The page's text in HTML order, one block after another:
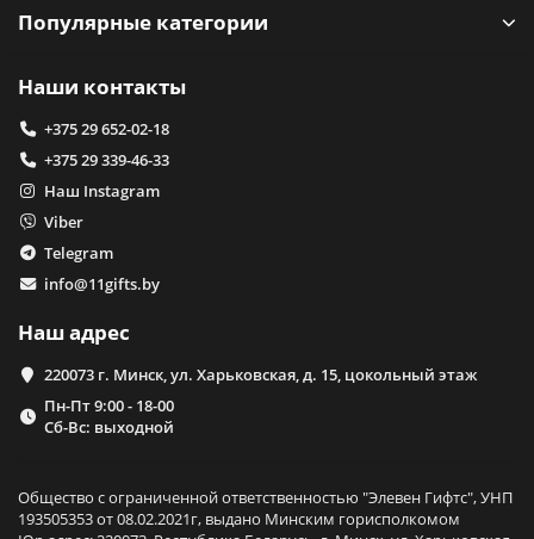
Популярные категории
Наши контакты
+375 29 652-02-18
+375 29 339-46-33
Наш Instagram
Viber
Telegram
info@11gifts.by
Наш адрес
220073 г. Минск, ул. Харьковская, д. 15, цокольный этаж
Пн-Пт 9:00 - 18-00
Сб-Вс: выходной
Общество с ограниченной ответственностью "Элевен Гифтс", УНП
193505353 от 08.02.2021г, выдано Минским горисполкомом